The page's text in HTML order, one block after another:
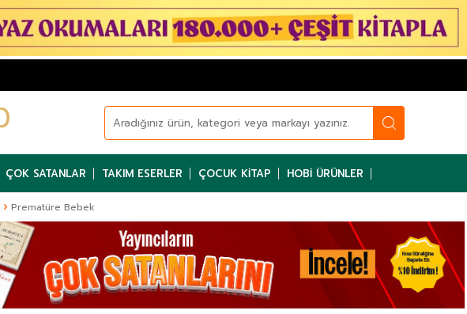
ÇOK SATANLAR TAKIM ESERLER ÇOCUK KITAP HOBI ÜRÜNLER
Prematüre Bebek